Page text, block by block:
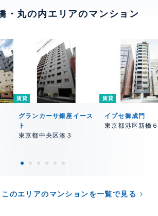
・丸の内エリアのマンション
賃貸
グランカーサ銀座イース
ト
東京都中央区湊３
賃貸
イプセ御成門
東京都港区新橋
このエリアのマンションを一覧で見る